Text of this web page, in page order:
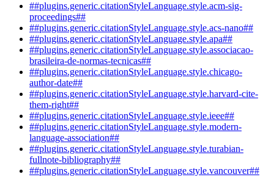
##plugins.generic.citationStyleLanguage.style.acm-sig-
proceedings##
##plugins.generic.citationStyleLanguage.style.acs-nano##
##plugins.generic.citationStyleLanguage.style.apa##
##plugins.generic.citationStyleLanguage.style.associacao-
brasileira-de-normas-tecnicas##
##plugins.generic.citationStyleLanguage.style.chicago-
author-date##
##plugins.generic.citationStyleLanguage.style.harvard-cite-
them-right##
##plugins.generic.citationStyleLanguage.style.ieee##
##plugins.generic.citationStyleLanguage.style.modern-
language-association##
##plugins.generic.citationStyleLanguage.style.turabian-
fullnote-bibliography##
##plugins.generic.citationStyleLanguage.style.vancouver##